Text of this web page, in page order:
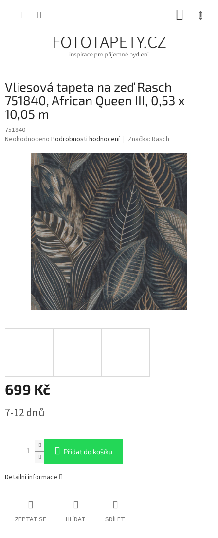
Vliesová tapeta na zeď Rasch
751840, African Queen III, 0,53 x
10,05 m
751840
Průměrné
hvězdiček.
Neohodnoceno Podrobnosti hodnocení Značka: Rasch
699 Kč
cena:
7-12 dnů
Přidat do košíku
Detailní informace
ZEPTAT SE HLÍDAT SDÍLET